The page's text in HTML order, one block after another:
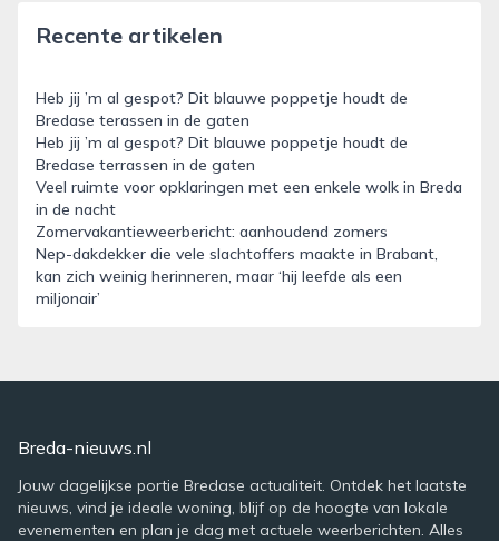
Recente artikelen
Heb jij ’m al gespot? Dit blauwe poppetje houdt de
Bredase terassen in de gaten
Heb jij ’m al gespot? Dit blauwe poppetje houdt de
Bredase terrassen in de gaten
Veel ruimte voor opklaringen met een enkele wolk in Breda
in de nacht
Zomervakantieweerbericht: aanhoudend zomers
Nep-dakdekker die vele slachtoffers maakte in Brabant,
kan zich weinig herinneren, maar ‘hij leefde als een
miljonair’
Breda-nieuws.nl
Jouw dagelijkse portie Bredase actualiteit. Ontdek het laatste
nieuws, vind je ideale woning, blijf op de hoogte van lokale
evenementen en plan je dag met actuele weerberichten. Alles